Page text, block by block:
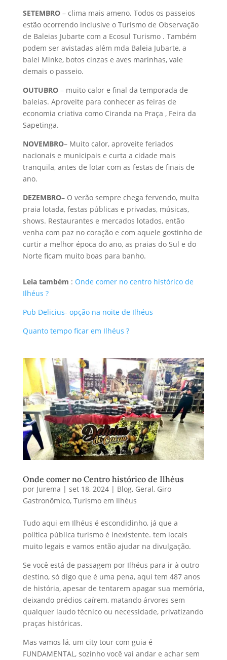
SETEMBRO– clima mais ameno. Todos os passeios
estão ocorrendo inclusive o Turismo de Observação
de Baleias Jubarte com a Ecosul Turismo . Também
podem ser avistadas além mda Baleia Jubarte, a
balei Minke, botos cinzas e aves marinhas, vale
demais o passeio.
OUTUBRO– muito calor e final da temporada de
baleias. Aproveite para conhecer as feiras de
economia criativa como Ciranda na Praça , Feira da
Sapetinga.
NOVEMBRO– Muito calor, aproveite feriados
nacionais e municipais e curta a cidade mais
tranquila, antes de lotar com as festas de finais de
ano.
DEZEMBRO– O verão sempre chega fervendo, muita
praia lotada, festas públicas e privadas, músicas,
shows. Restaurantes e mercados lotados, então
venha com paz no coração e com aquele gostinho de
curtir a melhor época do ano, as praias do Sul e do
Norte ficam muito boas para banho.
Leia também : Onde comer no centro histórico de
Ilhéus ?
Pub Delicius- opção na noite de Ilhéus
Quanto tempo ficar em Ilhéus ?
Onde comer no Centro histórico de Ilhéus
por Jurema | set 18, 2024| Blog, Geral, Giro
Gastronômico, Turismo em Ilhéus
Tudo aqui em Ilhéus é escondidinho, já que a
política pública turismo é inexistente. tem locais
muito legais e vamos então ajudar na divulgação.
Se você está de passagem por Ilhéus para ir à outro
destino, só digo que é uma pena, aqui tem 487 anos
de história, apesar de tentarem apagar sua memória,
deixando prédios caírem, matando árvores sem
qualquer laudo técnico ou necessidade, privatizando
praças históricas.
Mas vamos lá, um city tour com guia é
FUNDAMENTAL, sozinho você vai andar e achar sem